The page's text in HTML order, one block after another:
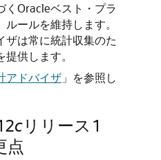
くOracleベスト・プラ
ールを維持します。
ザは常に統計収集のた
供します。
アドバイザ 」 を参照し
cリリース1
点